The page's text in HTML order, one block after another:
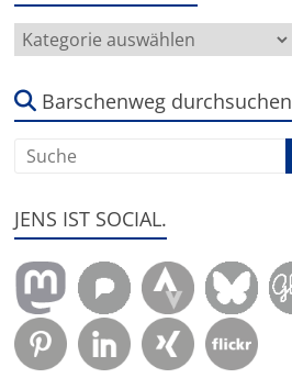
Hier
geht
um:Barschenweg durchsuchen
JENS IST SOCIAL.